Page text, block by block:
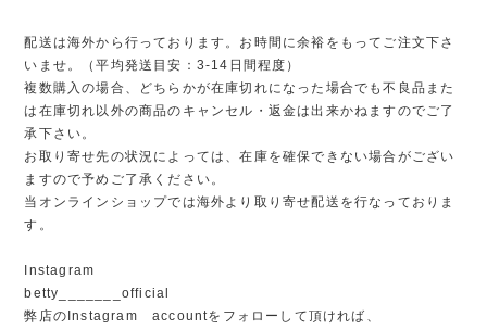
配送は海外から行っております。お時間に余裕をもってご注文下さ
いませ。（平均発送目安：3-14日間程度）
複数購入の場合、どちらかが在庫切れになった場合でも不良品また
は在庫切れ以外の商品のキャンセル・返金は出来かねますのでご了
承下さい。
お取り寄せ先の状況によっては、在庫を確保できない場合がござい
ますので予めご了承ください。
当オンラインショップでは海外より取り寄せ配送を行なっておりま
す。
Instagram
betty_______official
弊店のInstagram accountをフォローして頂ければ、